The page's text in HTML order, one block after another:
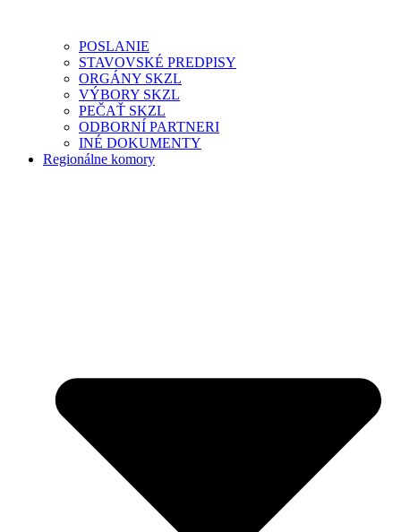
POSLANIE
STAVOVSKÉ PREDPISY
ORGÁNY SKZL
VÝBORY SKZL
PEČAŤ SKZL
ODBORNÍ PARTNERI
INÉ DOKUMENTY
Regionálne komory